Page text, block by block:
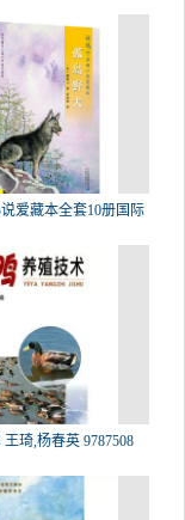
爱藏本全套10册国际
琦,杨春英 9787508